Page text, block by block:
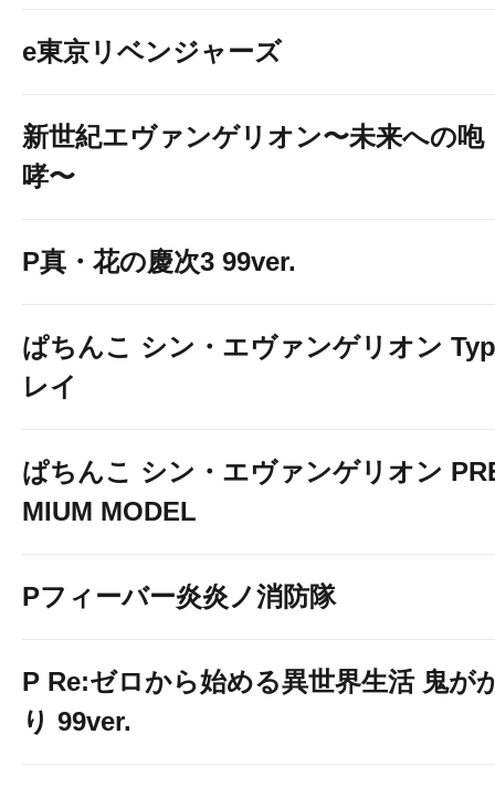
e東京リベンジャーズ
新世紀エヴァンゲリオン〜未来への咆
哮〜
P真・花の慶次3 99ver.
ぱちんこ シン・エヴァンゲリオン
レイ
ぱちんこ シン・エヴァンゲリオン
MIUM MODEL
Pフィーバー炎炎ノ消防隊
P Re:ゼロから始める異世界生活 鬼が
り 99ver.